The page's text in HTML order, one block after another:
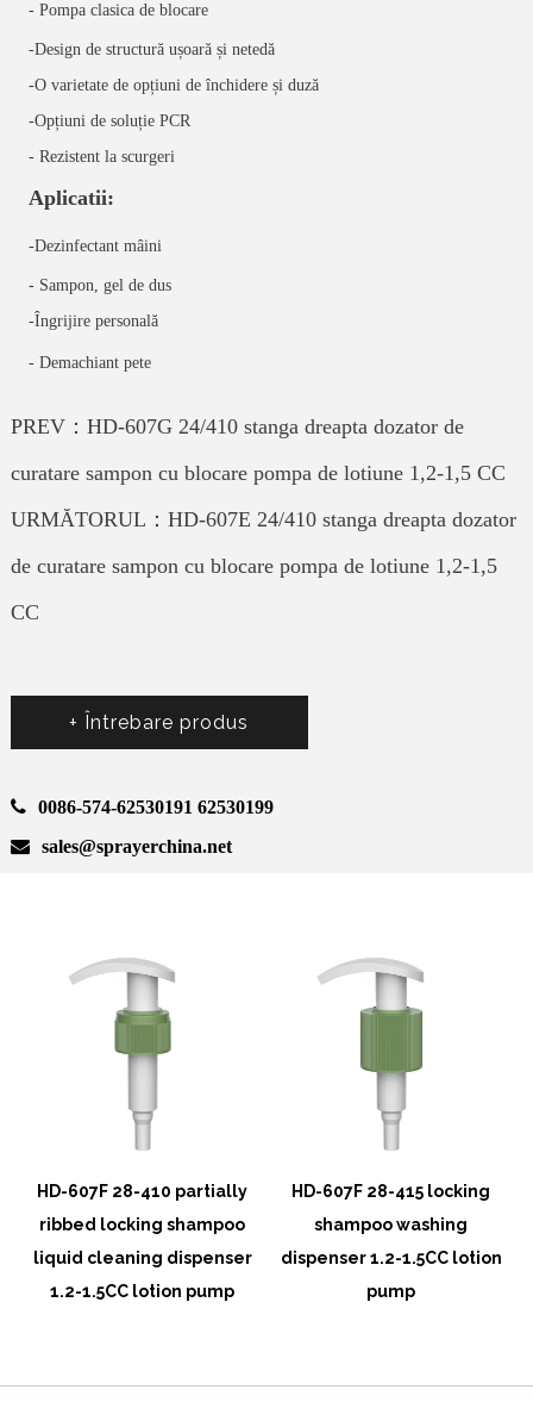
- Pompa clasica de blocare
-Design de structură ușoară și netedă
-O varietate de opțiuni de închidere și duză
-Opțiuni de soluție PCR
- Rezistent la scurgeri
Aplicatii:
-Dezinfectant mâini
- Sampon, gel de dus
-Îngrijire personală
- Demachiant pete
PREV：HD-607G 24/410 stanga dreapta dozator de
curatare sampon cu blocare pompa de lotiune 1,2-1,5 CC
URMĂTORUL：HD-607E 24/410 stanga dreapta dozator
de curatare sampon cu blocare pompa de lotiune 1,2-1,5
CC
+ Întrebare produs
0086-574-62530191 62530199
sales@sprayerchina.net
HD-607F 28-410 partially
ribbed locking shampoo
liquid cleaning dispenser
1.2-1.5CC lotion pump
HD-607F 28-415 locking
shampoo washing
dispenser 1.2-1.5CC lotion
pump